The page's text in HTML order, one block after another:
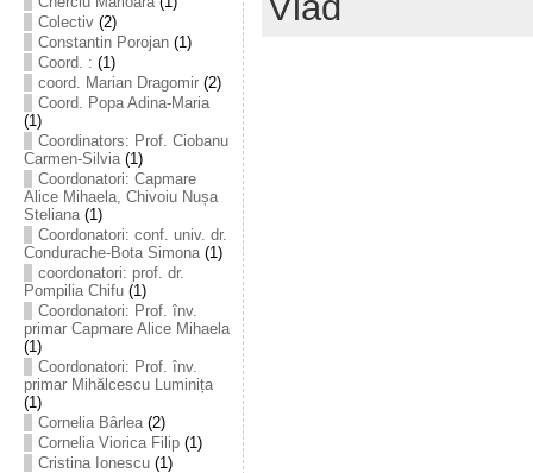
Colectiv(2)
Constantin Porojan(1)
Coord. : (1)
coord. Marian Dragomir(2)
Coord. Popa Adina-Maria
(1)
Coordinators: Prof. Ciobanu
Carmen-Silvia(1)
Coordonatori: Capmare
Alice Mihaela, Chivoiu Nușa
Steliana(1)
Coordonatori: conf. univ. dr.
Condurache-Bota Simona(1)
coordonatori: prof. dr.
Pompilia Chifu(1)
Coordonatori: Prof. înv.
primar Capmare Alice Mihaela
(1)
Coordonatori: Prof. înv.
primar Mihălcescu Luminița
(1)
Cornelia Bârlea(2)
Cornelia Viorica Filip(1)
Cristina Ionescu(1)